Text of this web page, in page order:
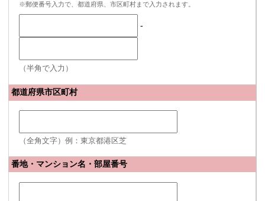
※郵便番号入力で、都道府県、市区町村まで入力されます。
-
（半角で入力）
都道府県市区町村
（全角文字）例：東京都港区芝
番地・マンション名・部屋番号